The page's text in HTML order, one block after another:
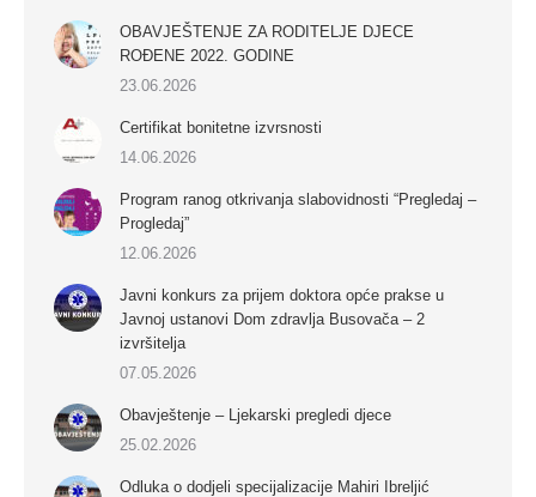
OBAVJEŠTENJE ZA RODITELJE DJECE
ROĐENE 2022. GODINE
23.06.2026
Certifikat bonitetne izvrsnosti
14.06.2026
Program ranog otkrivanja slabovidnosti “Pregledaj –
Progledaj”
12.06.2026
Javni konkurs za prijem doktora opće prakse u
Javnoj ustanovi Dom zdravlja Busovača – 2
izvršitelja
07.05.2026
Obavještenje – Ljekarski pregledi djece
25.02.2026
Odluka o dodjeli specijalizacije Mahiri Ibreljić